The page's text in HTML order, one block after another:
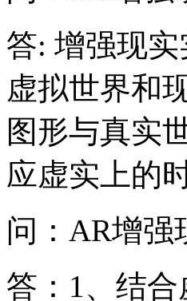
答: 增强现
虚拟世界和
图形与真实
应虚实上的
问：AR增强
答：1、结